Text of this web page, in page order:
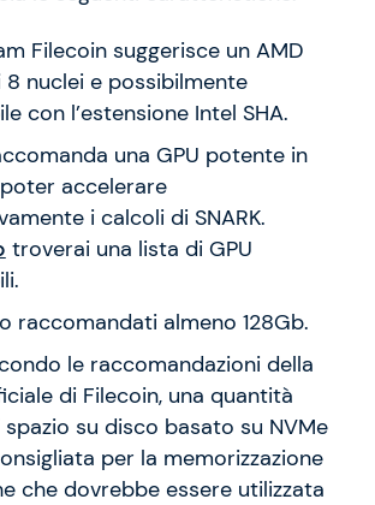
Filecoin suggerisce un AMD
nuclei e possibilmente
con l’estensione Intel SHA.
una GPU potente in
accelerare
i calcoli di SNARK.
troverai una lista di GPU
raccomandati almeno 128Gb.
le raccomandazioni della
di Filecoin, una quantità
su disco basato su NVMe
per la memorizzazione
che dovrebbe essere utilizzata